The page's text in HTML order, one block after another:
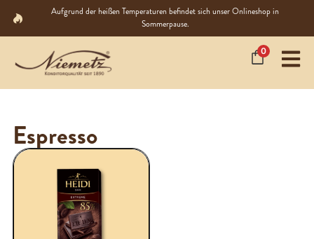
Aufgrund der heißen Temperaturen befindet sich unser Onlineshop in
Sommerpause.
0
Espresso